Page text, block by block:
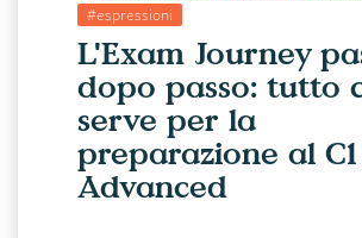
#espressioni
L'Exam Journey
dopo passo: tutto
serve per la
preparazione al C1
Advanced